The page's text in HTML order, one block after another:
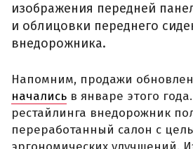
изображения передней
и облицовки переднего
внедорожника.
Напомним, продажи
начались в январе этого
рестайлинга внедорожник
переработанный салон с